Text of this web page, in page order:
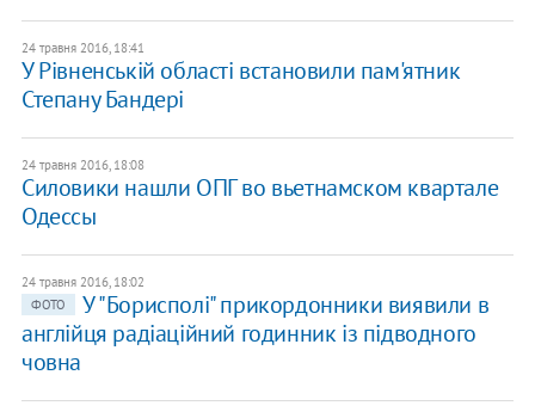
24 травня 2016, 18:41
У Рівненській області встановили пам'ятник
Степану Бандері
24 травня 2016, 18:08
Силовики нашли ОПГ во вьетнамском квартале
Одессы
24 травня 2016, 18:02
ФОТО
У "Борисполі" прикордонники виявили в
англійця радіаційний годинник із підводного
човна